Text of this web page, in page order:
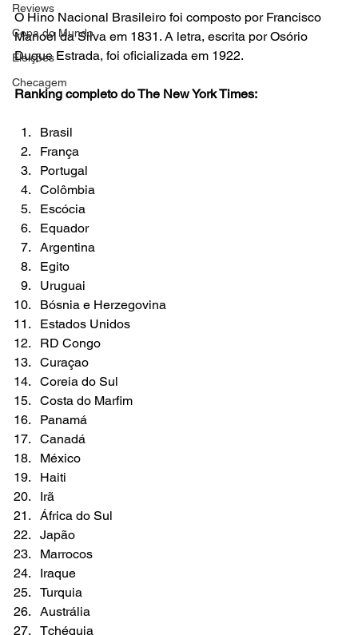
Reviews
Copa do Mundo
Eleições
Checagem
O Hino Nacional Brasileiro foi composto por Francisco
Manoel da Silva em 1831. A letra, escrita por Osório
Duque Estrada, foi oficializada em 1922.
Ranking completo do The New York Times:
Brasil
França
Portugal
Colômbia
Escócia
Equador
Argentina
Egito
Uruguai
Bósnia e Herzegovina
Estados Unidos
RD Congo
Curaçao
Coreia do Sul
Costa do Marfim
Panamá
Canadá
México
Haiti
Irã
África do Sul
Japão
Marrocos
Iraque
Turquia
Austrália
Tchéquia